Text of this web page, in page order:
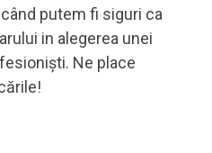
putem fi siguri ca
in alegerea unei
Ne place